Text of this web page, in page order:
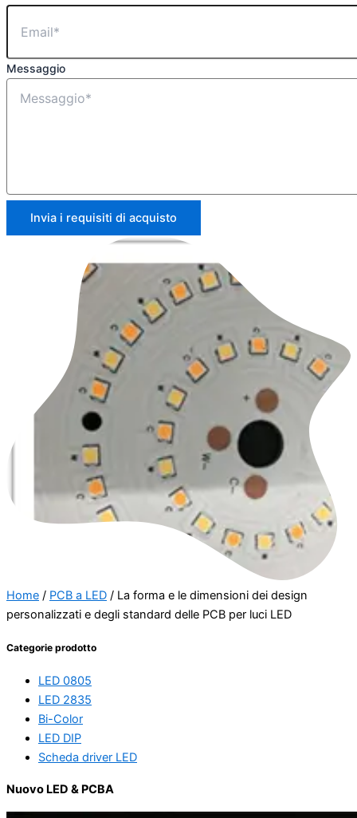
Messaggio
Invia i requisiti di acquisto
Home / PCB a LED / La forma e le dimensioni dei design
personalizzati e degli standard delle PCB per luci LED
Categorie prodotto
LED 0805
LED 2835
Bi-Color
LED DIP
Scheda driver LED
Nuovo LED & PCBA